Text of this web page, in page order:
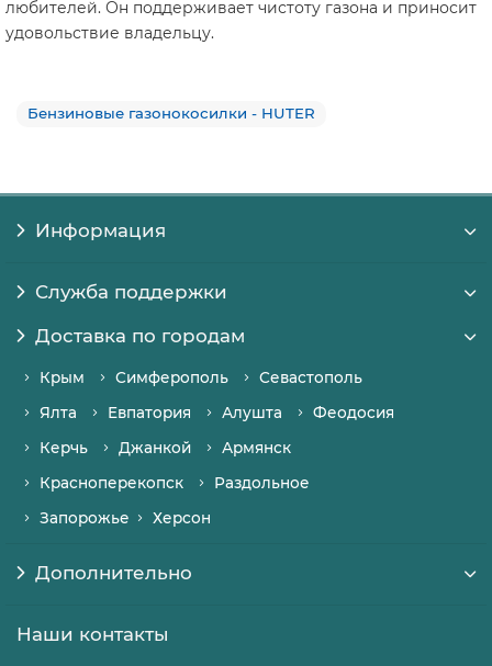
любителей. Он поддерживает чистоту газона и приносит
удовольствие владельцу.
Бензиновые газонокосилки - HUTER
Информация
Служба поддержки
Доставка по городам
Крым Симферополь
Севастополь
Ялта
Евпатория Алушта
Феодосия
Керчь
Джанкой
Армянск
Красноперекопск
Раздольное
Запорожье
Херсон
Дополнительно
Наши контакты